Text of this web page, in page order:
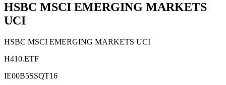
HSBC MSCI EMERGING MARKETS
UCI
HSBC MSCI EMERGING MARKETS UCI
H410.ETF
IE00B5SSQT16